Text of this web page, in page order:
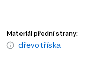
Materiál přední strany:
dřevotříska